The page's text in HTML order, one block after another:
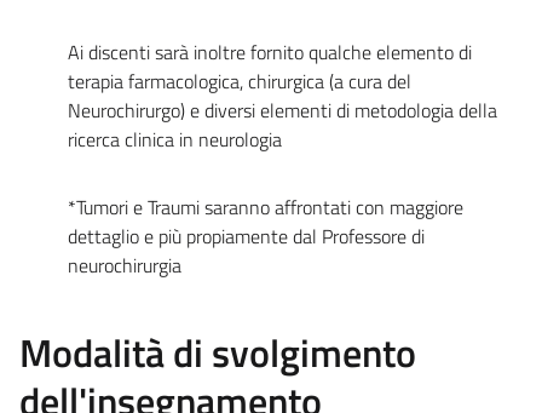
Ai discenti sarà inoltre fornito qualche elemento di
terapia farmacologica, chirurgica (a cura del
Neurochirurgo) e diversi elementi di metodologia della
ricerca clinica in neurologia
*Tumori e Traumi saranno affrontati con maggiore
dettaglio e più propiamente dal Professore di
neurochirurgia
Modalità di svolgimento
dell'insegnamento